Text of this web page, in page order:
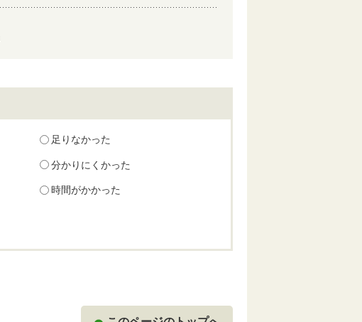
足りなかった
分かりにくかった
時間がかかった